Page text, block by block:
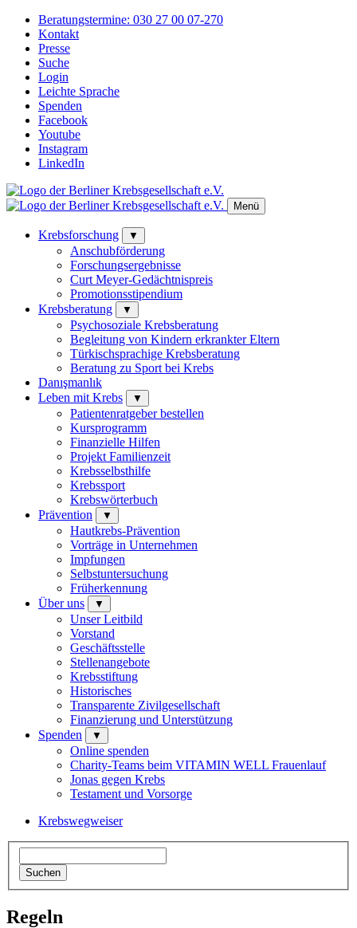
Beratungstermine: 030 27 00 07-270
Kontakt
Presse
Suche
Login
Leichte Sprache
Spenden
Facebook
Youtube
Instagram
LinkedIn
Menü
Krebsforschung ▼
Anschubförderung
Forschungsergebnisse
Curt Meyer-Gedächtnispreis
Promotionsstipendium
Krebsberatung
▼
Psychosoziale Krebsberatung
Begleitung von Kindern erkrankter Eltern
Türkischsprachige Krebsberatung
Beratung zu Sport bei Krebs
Danışmanlık
Leben mit Krebs
▼
Patientenratgeber bestellen
Kursprogramm
Finanzielle Hilfen
Projekt Familienzeit
Krebsselbsthilfe
Krebssport
Krebswörterbuch
Prävention
▼
Hautkrebs-Prävention
Vorträge in Unternehmen
Impfungen
Selbstuntersuchung
Früherkennung
Über uns
▼
Unser Leitbild
Vorstand
Geschäftsstelle
Stellenangebote
Krebsstiftung
Historisches
Transparente Zivilgesellschaft
Finanzierung und Unterstützung
Spenden
▼
Online spenden
Charity-Teams beim VITAMIN WELL Frauenlauf
Jonas gegen Krebs
Testament und Vorsorge
Krebswegweiser
Regeln